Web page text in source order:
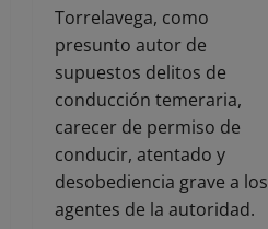
Torrelavega, como
presunto autor de
supuestos delitos de
conducción temeraria,
carecer de permiso de
conducir, atentado y
desobediencia grave a los
agentes de la autoridad.